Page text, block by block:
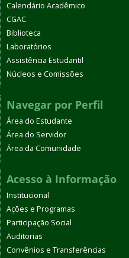
Calendário Acadêmico
CGAC
Biblioteca
Laboratórios
Assistência Estudantil
Núcleos e Comissões
Navegar por Perfil
Área do Estudante
Área do Servidor
Área da Comunidade
Acesso à Informação
Institucional
Ações e Programas
Participação Social
Auditorias
Convênios e Transferências